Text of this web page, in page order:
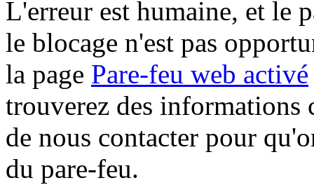
L'erreur est humaine, et le
le blocage n'est pas
la page Pare-feu web activé
trouverez des informations
de nous contacter pour
du pare-feu.